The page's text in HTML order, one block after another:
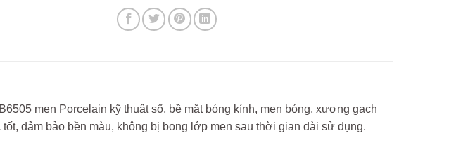
men Porcelain kỹ thuật số, bề mặt bóng kính, men bóng, xương gạch
dảm bảo bền màu, không bị bong lớp men sau thời gian dài sử dụng.